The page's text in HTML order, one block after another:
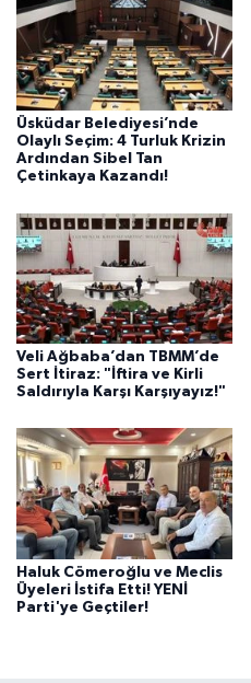
Üsküdar Belediyesi’nde
Olaylı Seçim: 4 Turluk Krizin
Ardından Sibel Tan
Çetinkaya Kazandı!
Veli Ağbaba’dan TBMM’de
Sert İtiraz: "İftira ve Kirli
Saldırıyla Karşı Karşıyayız!"
Haluk Cömeroğlu ve Meclis
Üyeleri İstifa Etti! YENİ
Parti'ye Geçtiler!